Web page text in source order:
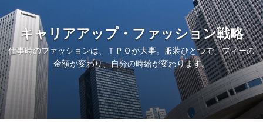
キャリアアップ・ファッション戦略
仕事時のファッションは、ＴＰＯが大事。服装ひとつで、フィーの
金額が変わり、自分の時給が変わります。